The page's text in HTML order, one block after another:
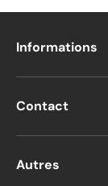
Informations
Contact
Autres